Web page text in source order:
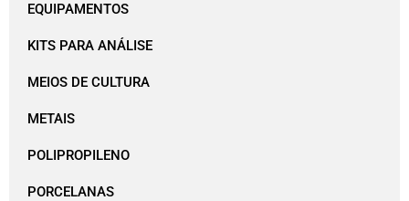
EQUIPAMENTOS
KITS PARA ANÁLISE
MEIOS DE CULTURA
METAIS
POLIPROPILENO
PORCELANAS